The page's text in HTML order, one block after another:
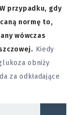
W przypadku, gdy
normę to,
wówczas
Kiedy
obniży
za odkładające